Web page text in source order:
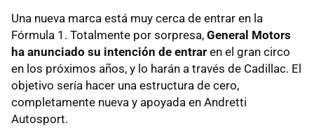
Una nueva marca está muy cerca de entrar en la
Fórmula 1. Totalmente por sorpresa, General Motors
ha anunciado su intención de entrar en el gran circo
en los próximos años, y lo harán a través de Cadillac. El
objetivo sería hacer una estructura de cero,
completamente nueva y apoyada en Andretti
Autosport.